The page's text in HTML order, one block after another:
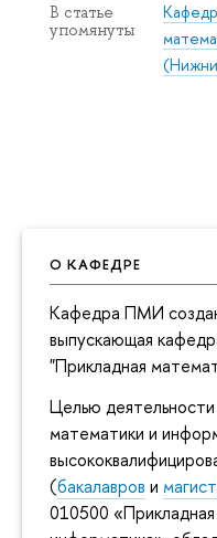
О КАФЕДРЕ
Кафедра ПМИ
выпускающая
"Прикладная
Целью
математики и
(бакалавров и
010500
В статье
упомянуты